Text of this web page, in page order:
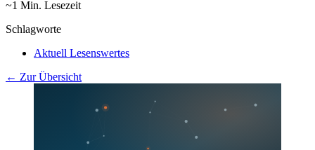
~1 Min. Lesezeit
Schlagworte
Aktuell Lesenswertes
← Zur Übersicht